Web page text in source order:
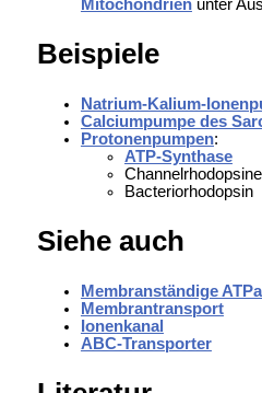
Mitochondrienunter
Beispiele
Natrium-Kalium-
Calciumpumpe des
Protonenpumpen:
ATP-Synthase
Channelrhodopsine
Bacteriorhodopsin
Siehe auch
Membranständige
Membrantransport
Ionenkanal
ABC-Transporter